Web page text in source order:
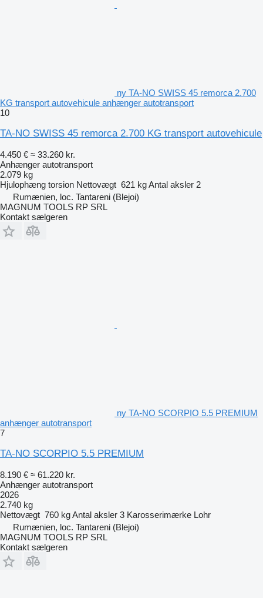
ny TA-NO SWISS 45 remorca 2.700
KG transport autovehicule anhænger autotransport
10
TA-NO SWISS 45 remorca 2.700 KG transport autovehicule
4.450 € ≈ 33.260 kr.
Anhænger autotransport
2.079 kg
Hjulophæng torsion Nettovægt 621 kgAntal aksler 2
Rumænien, loc. Tantareni (Blejoi)
MAGNUM TOOLS RP SRL
Kontakt sælgeren
ny TA-NO SCORPIO 5.5 PREMIUM
anhænger autotransport
7
TA-NO SCORPIO 5.5 PREMIUM
8.190 € ≈ 61.220 kr.
Anhænger autotransport
2026
2.740 kg
Nettovægt 760 kgAntal aksler 3 Karosserimærke Lohr
Rumænien, loc. Tantareni (Blejoi)
MAGNUM TOOLS RP SRL
Kontakt sælgeren